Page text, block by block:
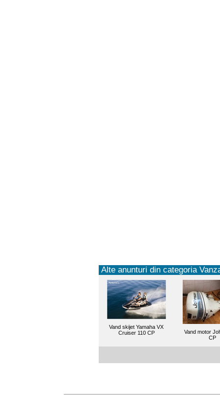
Alte anunturi din categoria
Vand skijet Yamaha VX
Cruiser 110 CP
Vand motor
CP